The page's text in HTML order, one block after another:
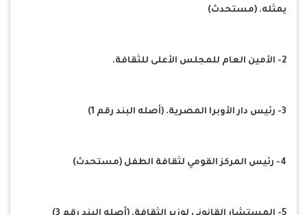
يمثله. (مستحدث)
2- الأمين العام للمجلس الأعلى للثقافة.
3- رئيس دار الأوبرا المصرية. (أصله البند رقم 1)
4- رئيس المركز القومي لثقافة الطفل (مستحدث)